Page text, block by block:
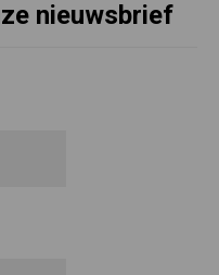
nieuwsbrief